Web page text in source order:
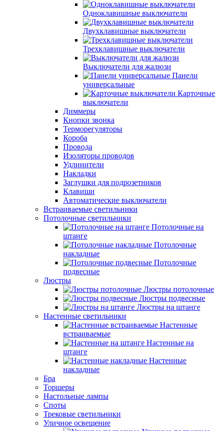
Одноклавишные выключатели
Двухклавишные выключатели
Трехклавишные выключатели
Выключатели для жалюзи
Панели
универсальные
Карточные
выключатели
Диммеры
Кнопки звонка
Терморегуляторы
Короба
Провода
Изоляторы проводов
Удлинители
Накладки
Заглушки для подрозетников
Клавиши
Автоматические выключатели
Встраиваемые светильники
Потолочные светильники
Потолочные на
штанге
Потолочные
накладные
Потолочные
подвесные
Люстры
Люстры потолочные
Люстры подвесные
Люстры на штанге
Настенные светильники
Настенные
встраиваемые
Настенные на
штанге
Настенные
накладные
Бра
Торшеры
Настольные лампы
Споты
Трековые светильники
Уличное освещение